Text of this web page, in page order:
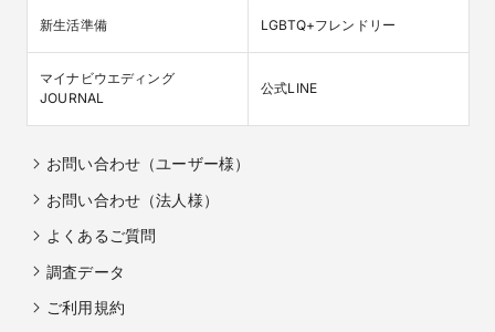
新生活準備 LGBTQ+フレンドリー
マイナビウエディング
JOURNAL
公式LINE
お問い合わせ（ユーザー様）
お問い合わせ（法人様）
よくあるご質問
調査データ
ご利用規約